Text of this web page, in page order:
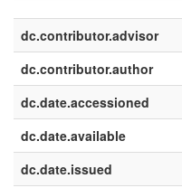
dc.contributor.advisor
dc.contributor.author
dc.date.accessioned
dc.date.available
dc.date.issued